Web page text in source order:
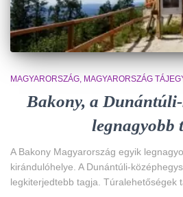
MAGYARORSZÁG MAGYARORSZÁG
Bakony, a Dunántúli-
legnagyobb
A Bakony Magyarország egyik
kirándulóhelye. A Dunántúli-
legkiterjedtebb tagja. Túralehetőségek